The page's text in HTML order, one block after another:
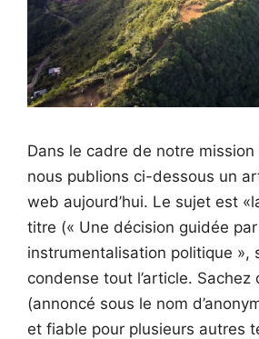
Dans le cadre de notre mission
nous publions ci-dessous un
web aujourd’hui. Le sujet est
titre (« Une décision guidée
instrumentalisation politique »,
condense tout l’article. Sachez
(annoncé sous le nom
et fiable pour plusieurs autres